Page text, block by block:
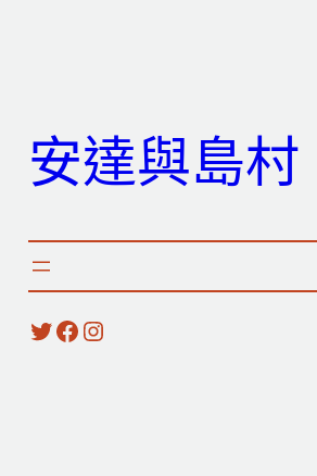
安達與島村
X Facebook Instagram